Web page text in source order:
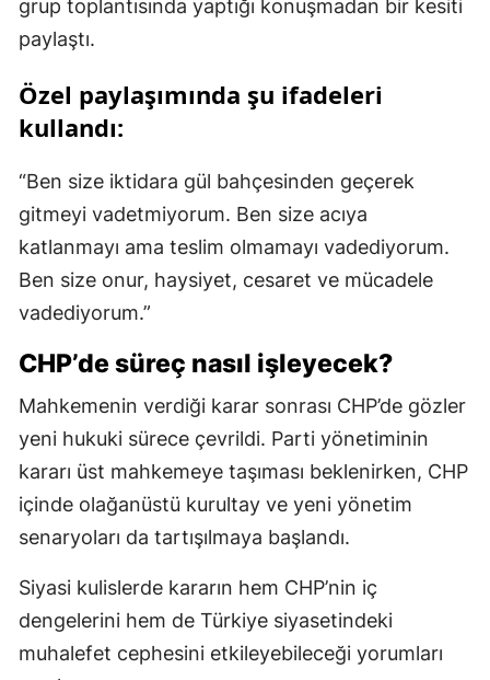
grup toplantısında yaptığı konuşmadan bir kesiti
paylaştı.
Özel paylaşımında şu ifadeleri
kullandı:
“Ben size iktidara gül bahçesinden geçerek
gitmeyi vadetmiyorum. Ben size acıya
katlanmayı ama teslim olmamayı vadediyorum.
Ben size onur, haysiyet, cesaret ve mücadele
vadediyorum.”
CHP’de süreç nasıl işleyecek?
Mahkemenin verdiği karar sonrası CHP’de gözler
yeni hukuki sürece çevrildi. Parti yönetiminin
kararı üst mahkemeye taşıması beklenirken, CHP
içinde olağanüstü kurultay ve yeni yönetim
senaryoları da tartışılmaya başlandı.
Siyasi kulislerde kararın hem CHP’nin iç
dengelerini hem de Türkiye siyasetindeki
muhalefet cephesini etkileyebileceği yorumları